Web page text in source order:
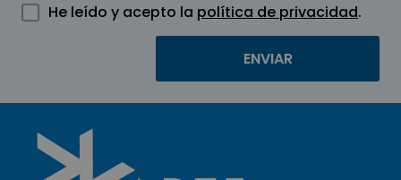
He leído y acepto la política de privacidad.